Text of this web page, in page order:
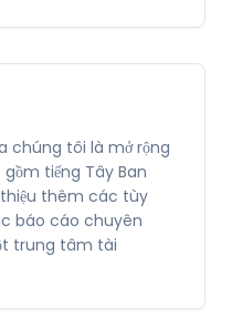
chúng tôi là mở rộng
tiếng Tây Ban
thiệu thêm các tùy
báo cáo chuyên
trung tâm tài